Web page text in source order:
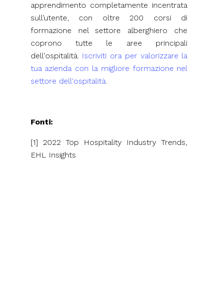
apprendimento completamente incentrata
sull’utente, con oltre 200 corsi di
formazione nel settore alberghiero che
coprono tutte le aree principali
dell'ospitalità. Iscriviti ora per valorizzare la
tua azienda con la migliore formazione nel
settore dell'ospitalità.
Fonti:
[1] 2022 Top Hospitality Industry Trends,
EHL Insights